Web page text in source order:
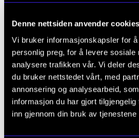
Denne nettsiden anvender cookies
Vi bruker informasjonskapsler for
personlig preg, for å levere sosiale
analysere trafikken vår. Vi deler
du bruker nettstedet vårt, med
annonsering og analysearbeid,
informasjon du har gjort
inn gjennom din bruk av tjenestene